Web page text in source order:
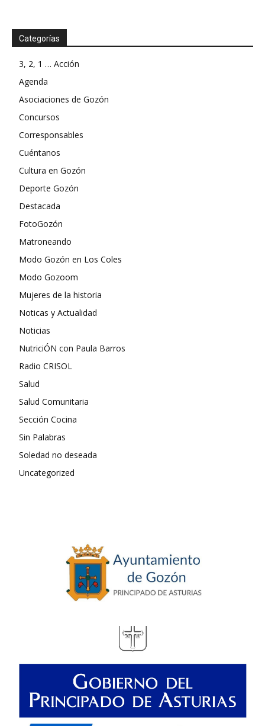
Categorías
3, 2, 1 … Acción
Agenda
Asociaciones de Gozón
Concursos
Corresponsables
Cuéntanos
Cultura en Gozón
Deporte Gozón
Destacada
FotoGozón
Matroneando
Modo Gozón en Los Coles
Modo Gozoom
Mujeres de la historia
Noticas y Actualidad
Noticias
NutriciÓN con Paula Barros
Radio CRISOL
Salud
Salud Comunitaria
Sección Cocina
Sin Palabras
Soledad no deseada
Uncategorized